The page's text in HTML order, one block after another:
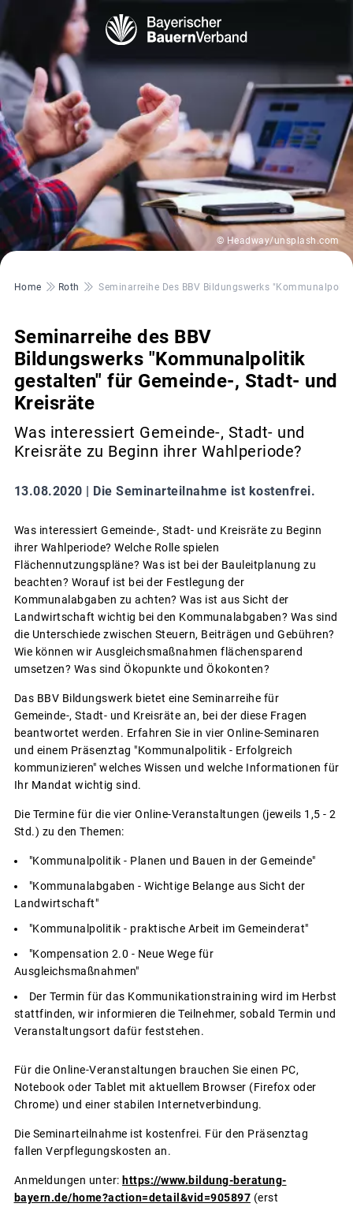
© Headway/unsplash.com
Pfadnavigation
Home Roth Seminarreihe Des BBV Bildungswerks
Seminarreihe des BBV
Bildungswerks "Kommunalpolitik
gestalten" für Gemeinde-, Stadt- und
Kreisräte
Was interessiert Gemeinde-, Stadt- und
Kreisräte zu Beginn ihrer Wahlperiode?
13.08.2020 | Die Seminarteilnahme ist kostenfrei.
Was interessiert Gemeinde-, Stadt- und Kreisräte zu Beginn
ihrer Wahlperiode? Welche Rolle spielen
Flächennutzungspläne? Was ist bei der Bauleitplanung zu
beachten? Worauf ist bei der Festlegung der
Kommunalabgaben zu achten? Was ist aus Sicht der
Landwirtschaft wichtig bei den Kommunalabgaben? Was sind
die Unterschiede zwischen Steuern, Beiträgen und Gebühren?
Wie können wir Ausgleichsmaßnahmen flächensparend
umsetzen? Was sind Ökopunkte und Ökokonten?
Das BBV Bildungswerk bietet eine Seminarreihe für
Gemeinde-, Stadt- und Kreisräte an, bei der diese Fragen
beantwortet werden. Erfahren Sie in vier Online-Seminaren
und einem Präsenztag "Kommunalpolitik - Erfolgreich
kommunizieren" welches Wissen und welche Informationen für
Ihr Mandat wichtig sind.
Die Termine für die vier Online-Veranstaltungen (jeweils 1,5 - 2
Std.) zu den Themen:
"Kommunalpolitik - Planen und Bauen in der Gemeinde"
"Kommunalabgaben - Wichtige Belange aus Sicht der
Landwirtschaft"
"Kommunalpolitik - praktische Arbeit im Gemeinderat"
"Kompensation 2.0 - Neue Wege für
Ausgleichsmaßnahmen"
Der Termin für das Kommunikationstraining wird im Herbst
stattfinden, wir informieren die Teilnehmer, sobald Termin und
Veranstaltungsort dafür feststehen.
Für die Online-Veranstaltungen brauchen Sie einen PC,
Notebook oder Tablet mit aktuellem Browser (Firefox oder
Chrome) und einer stabilen Internetverbindung.
Die Seminarteilnahme ist kostenfrei. Für den Präsenztag
fallen Verpflegungskosten an.
Anmeldungen unter: https://www.bildung-beratung-
bayern.de/home?action=detail&vid=905897 (erst